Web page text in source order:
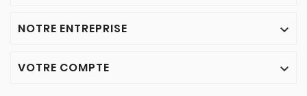
NOTRE ENTREPRISE 
VOTRE COMPTE 